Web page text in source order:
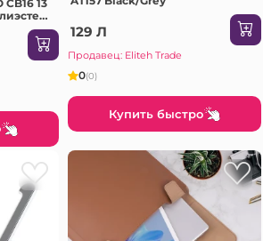
13
129 Л
Продавец: Eliteh Trade
0(0)
Купить быстро